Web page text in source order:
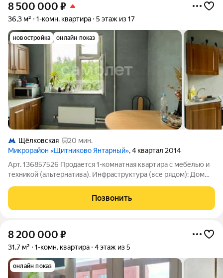
8 500 000 ₽
36,3 м² 1-комн. квартира 5 этаж из 17
новостройка онлайн показ
Щёлковская
20 мин.
Микрорайон «Щитниково Янтарный», 4 квартал 2014
Арт. 136857526 Продается 1-комнатная квартира с мебелью и
техникой (альтернатива). Инфраструктура (все рядом): Дом
спортивная площадки (детям
Позвонить
8 200 000 ₽
31,7 м² 1-комн. квартира 4 этаж из 5
онлайн показ